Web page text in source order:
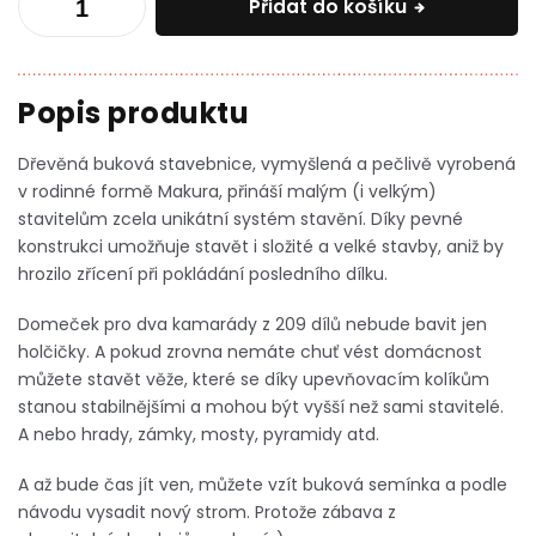
Přidat do košíku
Dřevěná buková stavebnice, vymyšlená a pečlivě vyrobená
v rodinné formě Makura, přináší malým (i velkým)
stavitelům zcela unikátní systém stavění. Díky pevné
konstrukci umožňuje stavět i složité a velké stavby, aniž by
hrozilo zřícení při pokládání posledního dílku.
Domeček pro dva kamarády z 209 dílů nebude bavit jen
holčičky. A pokud zrovna nemáte chuť vést domácnost
můžete stavět věže, které se díky upevňovacím kolíkům
stanou stabilnějšími a mohou být vyšší než sami stavitelé.
A nebo hrady, zámky, mosty, pyramidy atd.
A až bude čas jít ven, můžete vzít buková semínka a podle
návodu vysadit nový strom. Protože zábava z